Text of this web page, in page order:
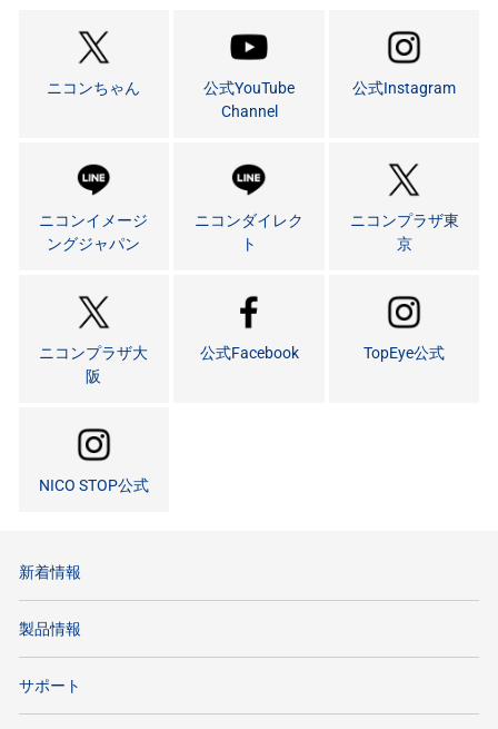
ニコンちゃん
公式YouTube
Channel
公式Instagram
ニコンイメージ
ングジャパン
ニコンダイレク
ト
ニコンプラザ東
京
ニコンプラザ大
阪
公式Facebook TopEye公式
NICO STOP公式
新着情報
製品情報
サポート